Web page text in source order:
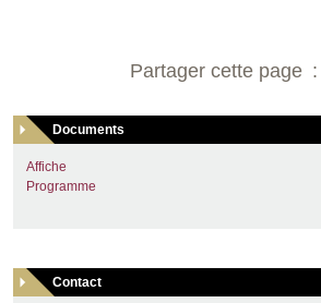
Partager cette page
Documents
Affiche
Programme
Contact